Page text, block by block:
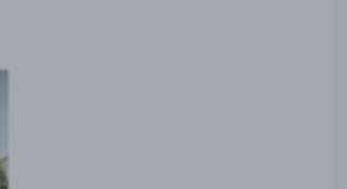
XTC 280 mg